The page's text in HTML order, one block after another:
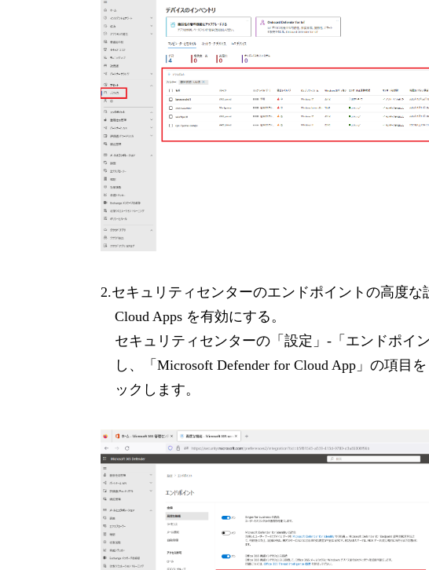
2.セキュリティセンターのエンドポイントの高度な
Cloud Apps を有効にする。
セキュリティセンターの「設定」-「エンドポイ
し、「Microsoft Defender for Cloud App」の項目
ックします。